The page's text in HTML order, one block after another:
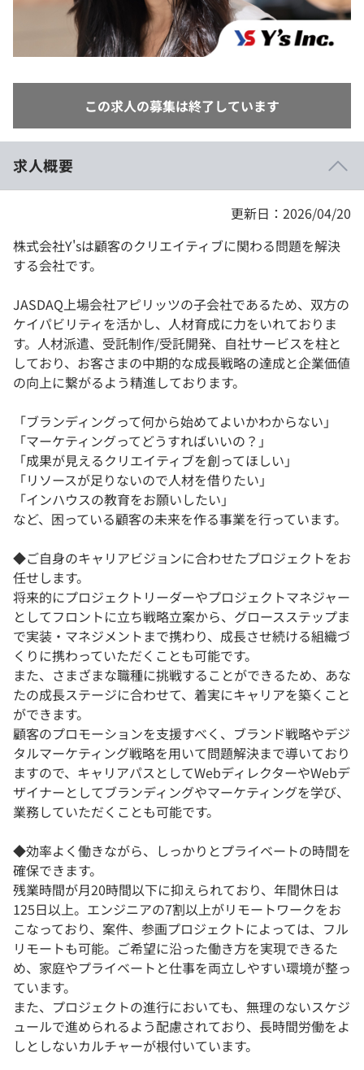
法人向けプラン
学校向けプラン
この求人の募集は終了しています
求人概要
更新日：2026/04/20
株式会社Y'sは顧客のクリエイティブに関わる問題を解決
する会社です。
JASDAQ上場会社アピリッツの子会社であるため、双方の
ケイパビリティを活かし、人材育成に力をいれておりま
す。人材派遣、受託制作/受託開発、自社サービスを柱と
しており、お客さまの中期的な成長戦略の達成と企業価値
の向上に繋がるよう精進しております。
「ブランディングって何から始めてよいかわからない」
「マーケティングってどうすればいいの？」
「成果が見えるクリエイティブを創ってほしい」
「リソースが足りないので人材を借りたい」
「インハウスの教育をお願いしたい」
など、困っている顧客の未来を作る事業を行っています。
◆ご自身のキャリアビジョンに合わせたプロジェクトをお
任せします。
将来的にプロジェクトリーダーやプロジェクトマネジャー
としてフロントに立ち戦略立案から、グロースステップま
で実装・マネジメントまで携わり、成長させ続ける組織づ
くりに携わっていただくことも可能です。
また、さまざまな職種に挑戦することができるため、あな
たの成長ステージに合わせて、着実にキャリアを築くこと
ができます。
顧客のプロモーションを支援すべく、ブランド戦略やデジ
タルマーケティング戦略を用いて問題解決まで導いており
ますので、キャリアパスとしてWebディレクターやWebデ
ザイナーとしてブランディングやマーケティングを学び、
業務していただくことも可能です。
◆効率よく働きながら、しっかりとプライベートの時間を
確保できます。
残業時間が月20時間以下に抑えられており、年間休日は
125日以上。エンジニアの7割以上がリモートワークをお
こなっており、案件、参画プロジェクトによっては、フル
リモートも可能。ご希望に沿った働き方を実現できるた
め、家庭やプライベートと仕事を両立しやすい環境が整っ
ています。
また、プロジェクトの進行においても、無理のないスケジ
ュールで進められるよう配慮されており、長時間労働をよ
しとしないカルチャーが根付いています。